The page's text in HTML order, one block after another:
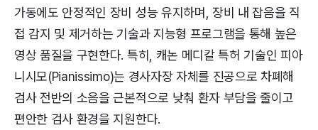
가동에도 안정적인 장비 성능 유지하며, 장비 내 잡음을 직
접 감지 및 제거하는 기술과 지능형 프로그램을 통해 높은
영상 품질을 구현한다. 특히, 캐논 메디칼 특허 기술인 피아
니시모(Pianissimo)는 경사자장 자체를 진공으로 차폐해
검사 전반의 소음을 근본적으로 낮춰 환자 부담을 줄이고
편안한 검사 환경을 지원한다.